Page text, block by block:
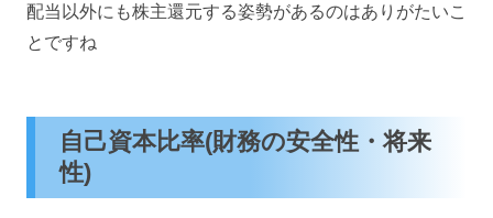
配当以外にも株主還元する姿勢があるのはありがたいこ
とですね
自己資本比率(財務の安全性・将来
性)